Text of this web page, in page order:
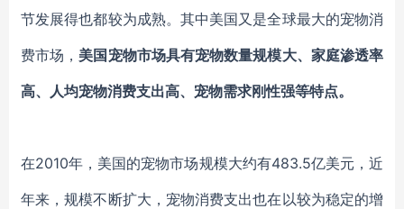
节发展得也都较为成熟。其中美国又是全球最大的宠物消
费市场， 美国宠物市场具有宠物数量规模大、家庭渗透率
高、人均宠物消费支出高、宠物需求刚性强等特点。
在2010年，美国的宠物市场规模大约有483.5亿美元，近
年来，规模不断扩大，宠物消费支出也在以较为稳定的增